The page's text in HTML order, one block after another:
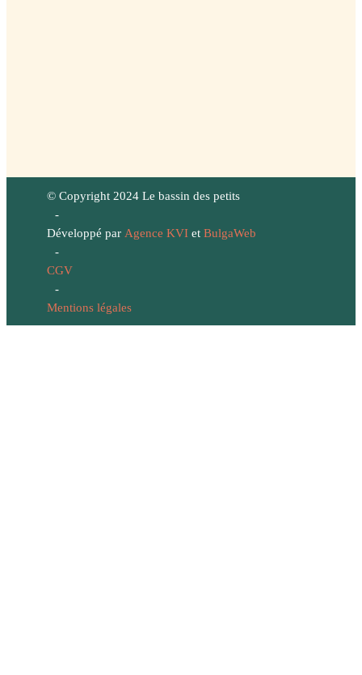
© Copyright 2024 Le bassin des petits
-
Développé par Agence KVIet BulgaWeb
-
CGV
-
Mentions légales